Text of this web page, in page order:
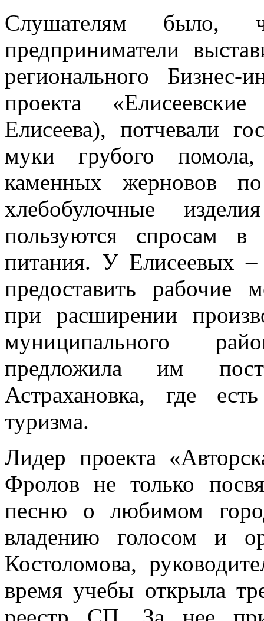
Слушателям было,
предприниматели
регионального Бизнес-
проекта
Елисеева), потчевали
муки грубого
каменных жерновов
хлебобулочные
пользуются спросам в
питания. У Елисеевых
предоставить рабочие
при расширении
муниципального
предложила им
Астрахановка, где
туризма.
Лидер проекта
Фролов не только
песню о любимом
владению голосом и
Костоломова,
время учебы открыла